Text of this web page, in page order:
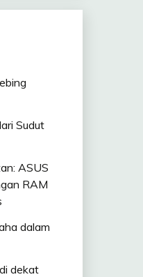
Sudut
ASUS
RAM
dalam
dekat